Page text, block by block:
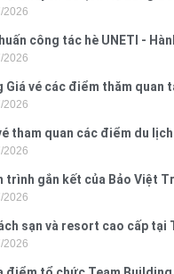
2026
2026
công tác hè UNETI -
Đồ Sơn
2026
Giá vé các điểm thăm quan
2026
tham quan các điểm du
2026
trình gắn kết của Bảo Việt
Yên
2026
sạn và resort cao cấp tại
2026